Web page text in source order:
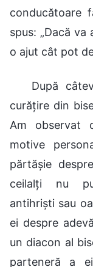
conducătoare
spus: „Dacă
o ajut cât pot
După
curățire din
Am observat
motive
părtășie
ceilalți nu
antihriști sau
ei despre
un diacon al
parteneră a